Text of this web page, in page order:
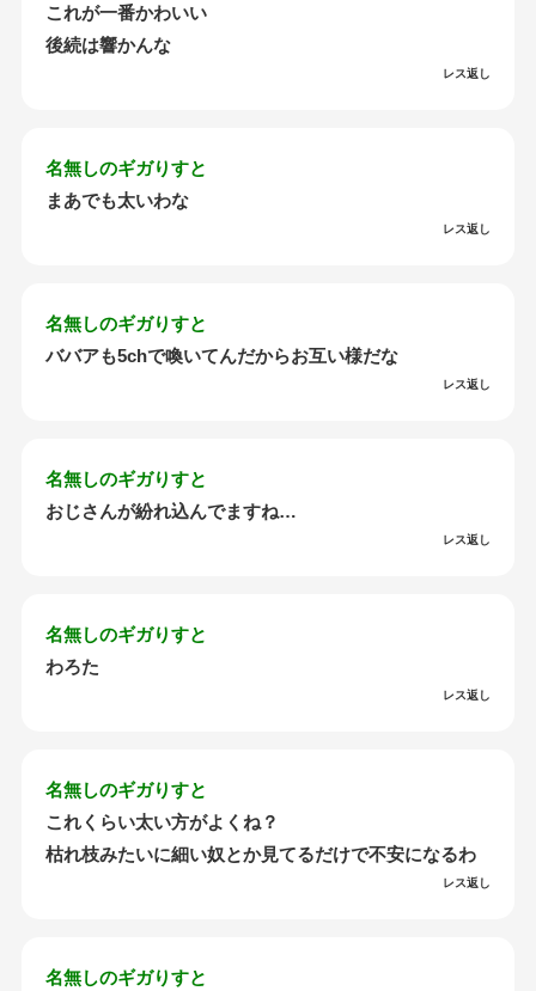
これが一番かわいい
後続は響かんな
レス返し
名無しのギガりすと
まあでも太いわな
レス返し
名無しのギガりすと
ババアも5chで喚いてんだからお互い様だな
レス返し
名無しのギガりすと
おじさんが紛れ込んでますね…
レス返し
名無しのギガりすと
わろた
レス返し
名無しのギガりすと
これくらい太い方がよくね？
枯れ枝みたいに細い奴とか見てるだけで不安になるわ
レス返し
名無しのギガりすと